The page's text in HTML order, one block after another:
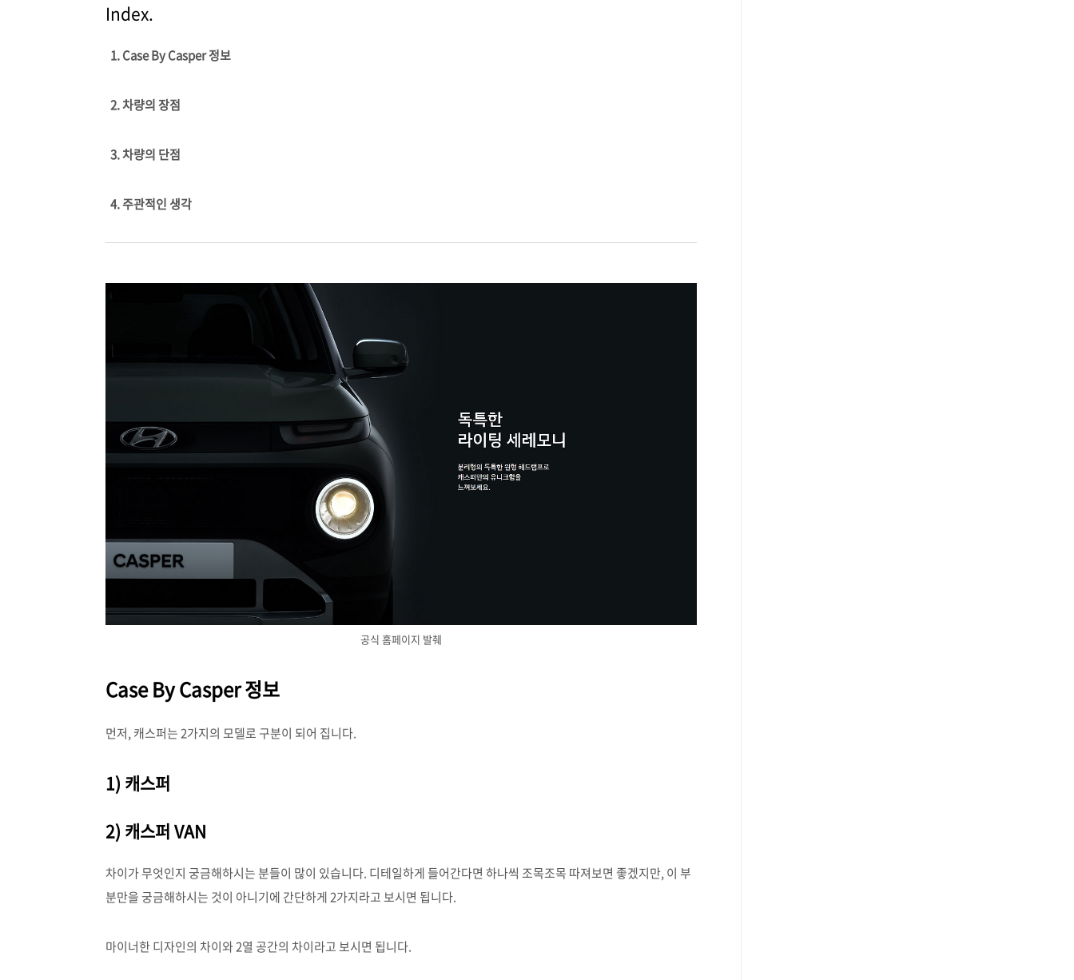
Index.
1. Case By Casper 정보
2. 차량의 장점
3. 차량의 단점
4. 주관적인 생각
공식 홈페이지 발췌
Case By Casper 정보
먼저, 캐스퍼는 2가지의 모델로 구분이 되어 집니다.
1) 캐스퍼
2) 캐스퍼 VAN
차이가 무엇인지 궁금해하시는 분들이 많이 있습니다. 디테일하게 들어간다면 하나씩 조목조목 따져보면 좋겠지만, 이 부
분만을 궁금해하시는 것이 아니기에 간단하게 2가지라고 보시면 됩니다.
마이너한 디자인의 차이와 2열 공간의 차이라고 보시면 됩니다.